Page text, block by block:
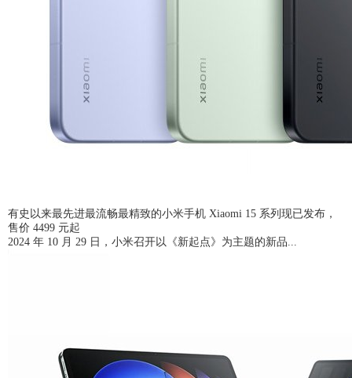
有史以来最先进最流畅最精致的小米手机 Xiaomi 15 系列现已发布，
售价 4499 元起
2024 年 10 月 29 日，小米召开以《新起点》为主题的新品...